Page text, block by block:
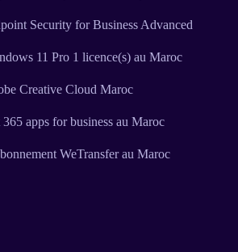
Security for Business Advanced
11 Pro 1 licence(s) au Maroc
Creative Cloud Maroc
apps for business au Maroc
WeTransfer au Maroc